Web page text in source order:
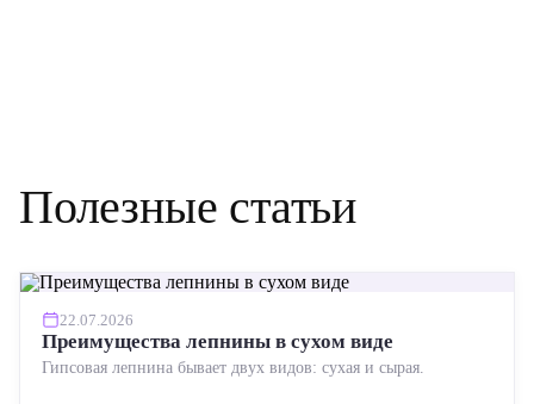
Полезные статьи
22.07.2026
Преимущества лепнины в сухом виде
Гипсовая лепнина бывает двух видов: сухая и сырая.